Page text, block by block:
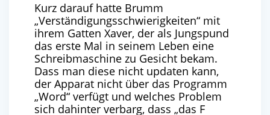
Kurz darauf hatte Brumm
„Verständigungsschwierigkeiten“ mit
ihrem Gatten Xaver, der als Jungspund
das erste Mal in seinem Leben eine
Schreibmaschine zu Gesicht bekam.
Dass man diese nicht updaten kann,
der Apparat nicht über das Programm
„Word“ verfügt und welches Problem
sich dahinter verbarg, dass „das F